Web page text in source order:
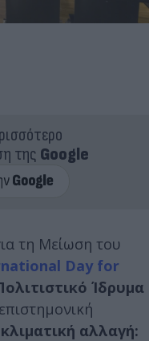
της Google
τη Μείωση του
Day for
Ίδρυμα
αλλαγή: